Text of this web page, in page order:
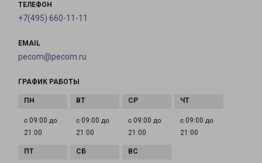
ТЕЛЕФОН
+7(495) 660-11-11
EMAIL
pecom@pecom.ru
ГРАФИК РАБОТЫ
с 09:00 до
21:00
с 09:00 до
21:00
с 09:00 до
21:00
с 09:00 до
21:00